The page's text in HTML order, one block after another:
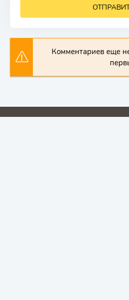
Комментариев еще